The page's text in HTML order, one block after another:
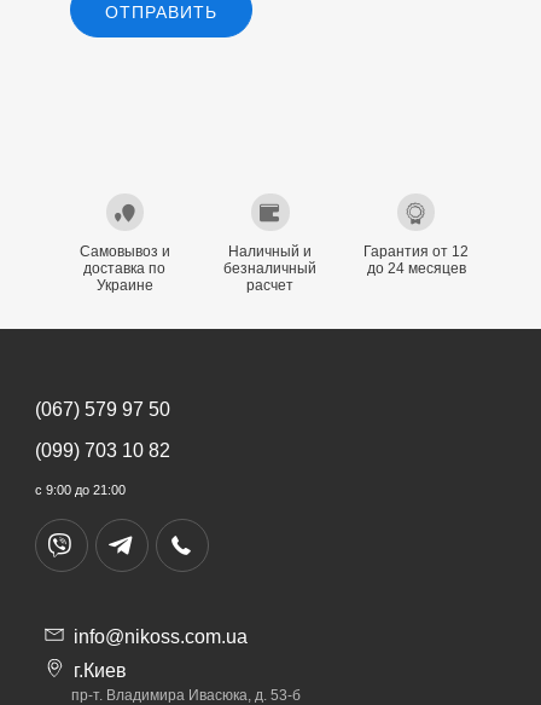
ОТПРАВИТЬ
Самовывоз и
доставка по
Украине
Наличный и
безналичный
расчет
Гарантия от 12
до 24 месяцев
(067) 579 97 50
(099) 703 10 82
с 9:00 до 21:00
info@nikoss.com.ua
г.Киев
пр-т. Владимира Ивасюка, д. 53-б